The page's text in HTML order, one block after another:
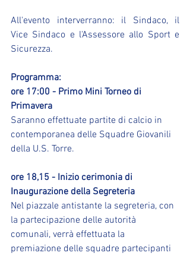
All'evento interverranno: il Sindaco, il
Vice Sindaco e l'Assessore allo Sport e
Sicurezza.
Programma:
ore 17:00 - Primo Mini Torneo di
Primavera
Saranno effettuate partite di calcio in
contemporanea delle Squadre Giovanili
della U.S. Torre.
ore 18,15 - Inizio cerimonia di
Inaugurazione della Segreteria
Nel piazzale antistante la segreteria, con
la partecipazione delle autorità
comunali, verrà effettuata la
premiazione delle squadre partecipanti